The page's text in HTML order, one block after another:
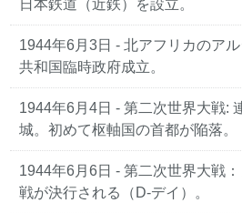
日本鉄道（近鉄）を設立。
1944年6月3日 - 北アフリカのア
共和国臨時政府成立。
1944年6月4日 - 第二次世界大戦:
城。初めて枢軸国の首都が陥落。
1944年6月6日 - 第二次世界大戦
戦が決行される（D-デイ）。